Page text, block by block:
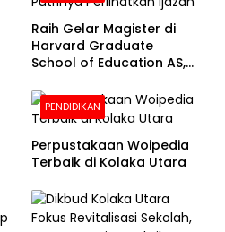
Raih Gelar Magister di
Harvard Graduate
School of Education AS,
Foto Putrinya Perlihatkan
Ijazah
PENDIDIKAN
Perpustakaan Woipedia
Terbaik di Kolaka Utara